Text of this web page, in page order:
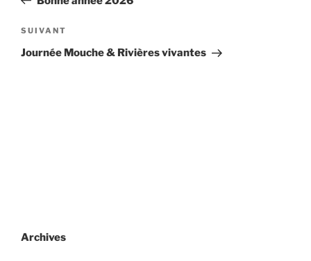
l’article
Article
suivant
SUIVANT
Journée Mouche & Rivières vivantes
Archives